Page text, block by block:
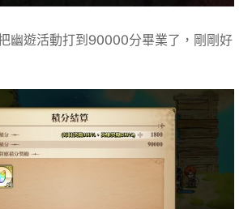
幽遊活動打到90000分畢業了，剛剛好